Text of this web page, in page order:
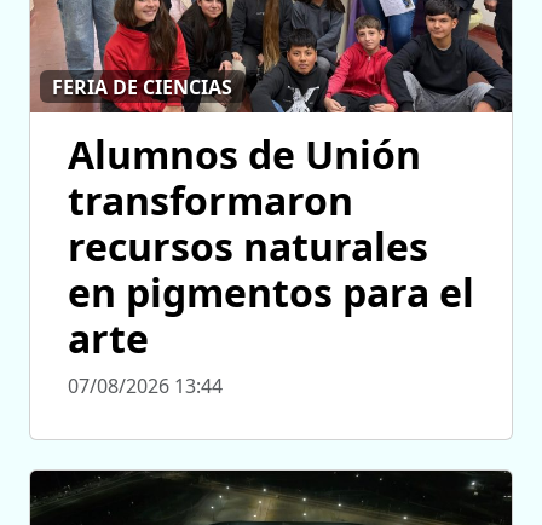
FERIA DE CIENCIAS
Alumnos de Unión
transformaron
recursos naturales
en pigmentos para el
arte
07/08/2026 13:44